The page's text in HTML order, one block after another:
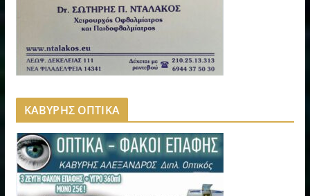
ΚΑΒΥΡΗΣ ΟΠΤΙΚΑ